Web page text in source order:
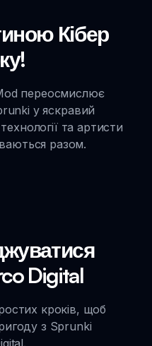
Кібер
переосмислює
у яскравий
та артисти
разом.
Digital
кроків, щоб
з Sprunki